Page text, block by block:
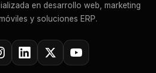
en desarrollo web, marketing
y soluciones ERP.